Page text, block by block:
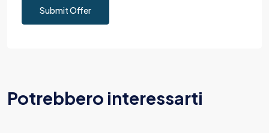
Submit Offer
Potrebbero interessarti